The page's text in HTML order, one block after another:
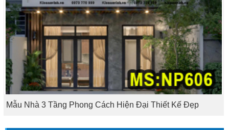
Mẫu Nhà 3 Tầng Phong Cách Hiện Đại Thiết Kế Đẹp